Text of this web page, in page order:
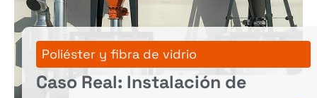
Poliéster y fibra de vidrio
Caso Real: Instalación de